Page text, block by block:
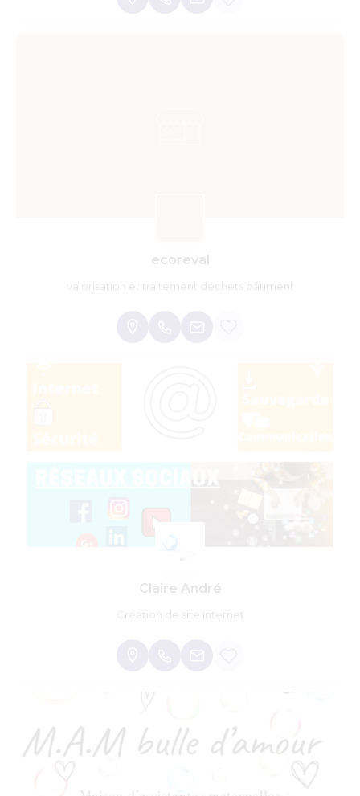
ecoreval
valorisation et traitement déchets bâtiment
Claire André
Création de site internet